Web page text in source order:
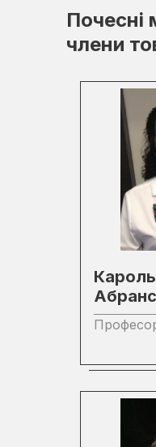
Почесні
члени